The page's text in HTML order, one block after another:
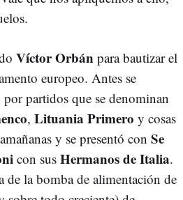
Víctor Orbán para bautizar el
europeo. Antes se
partidos que se denominan
, Lituania Primero y cosas
y se presentó con Se
con sus Hermanos de Italia.
de la bomba de alimentación de